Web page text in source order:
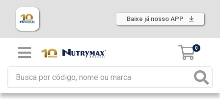
Baixe já nosso APP
0